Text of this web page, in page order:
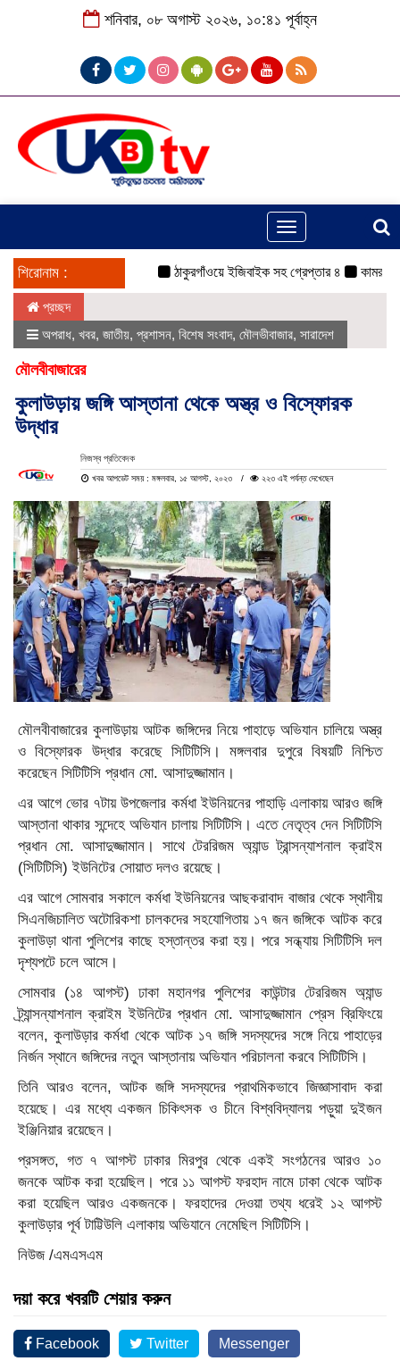
শনিবার, ০৮ অগাস্ট ২০২৬, ১০:৪১ পূর্বাহ্ন
Toggle
navigation
শিরোনাম : ঠাকুরগাঁওয়ে ইজিবাইক সহ গ্রেপ্তার ৪ কামরুল-জসিম
প্রচ্ছদ
অপরাধ, খবর, জাতীয়, প্রশাসন, বিশেষ সংবাদ, মৌলভীবাজার, সারাদেশ
মৌলবীবাজারের
কুলাউড়ায় জঙ্গি আস্তানা থেকে অস্ত্র ও বিস্ফোরক
উদ্ধার
নিজস্ব প্রতিবেদক
খবর আপডেট সময় : মঙ্গলবার, ১৫ আগস্ট, ২০২৩ ২২৩ এই পর্যন্ত দেখেছেন
মৌলবীবাজারের কুলাউড়ায় আটক জঙ্গিদের নিয়ে পাহাড়ে অভিযান চালিয়ে অস্ত্র
ও বিস্ফোরক উদ্ধার করেছে সিটিটিসি। মঙ্গলবার দুপুরে বিষয়টি নিশ্চিত
করেছেন সিটিটিসি প্রধান মো. আসাদুজ্জামান।
এর আগে ভোর ৭টায় উপজেলার কর্মধা ইউনিয়নের পাহাড়ি এলাকায় আরও জ‌ঙ্গি
আস্তানা থাকার সন্দেহে অভিযান চালায় সিটিটিসি। এতে নেতৃত্ব দেন সিটিটিসি
প্রধান মো. আসাদুজ্জামান। সাথে টেররিজম অ্যান্ড ট্রান্সন্যাশনাল ক্রাইম
(সিটিটিসি) ইউনিটের সোয়াত দলও রয়েছে।
এর আগে সোমবার সকালে কর্মধা ইউনিয়নের আছকরাবাদ বাজার থেকে স্থানীয়
সিএনজিচালিত অটোরিকশা চালকদের সহযোগিতায় ১৭ জন জঙ্গিকে আটক করে
কুলাউড়া থানা পুলিশের কাছে হস্তান্তর করা হয়। পরে সন্ধ্যায় সিটিটিসি দল
দৃশ্যপটে চলে আসে।
সোমবার (১৪ আগস্ট) ঢাকা মহানগর পুলিশের কাউন্টার টেররিজম অ্যান্ড
ট্র্যান্সন্যাশনাল ক্রাইম ইউনিটের প্রধান মো. আসাদুজ্জামান প্রেস ব্রিফিংয়ে
বলেন, কুলাউড়ার কর্মধা থেকে আটক ১৭ জঙ্গি সদস্যদের সঙ্গে নিয়ে পাহাড়ের
নির্জন স্থানে জঙ্গিদের নতুন আস্তানায় অভিযান পরিচালনা করবে সিটিটিসি।
তিনি আরও বলেন, আটক জঙ্গি সদস্যদের প্রাথমিকভাবে জিজ্ঞাসাবাদ করা
হয়েছে। এর মধ্যে একজন চিকিৎসক ও চীনে বিশ্ববিদ্যালয় পড়ুয়া দুইজন
ইঞ্জিনিয়ার রয়েছেন।
প্রসঙ্গত, গত ৭ আগস্ট ঢাকার মিরপুর থেকে একই সংগঠনের আরও ১০
জনকে আটক করা হয়েছিল। পরে ১১ আগস্ট ফরহাদ নামে ঢাকা থেকে আটক
করা হয়েছিল আরও একজনকে। ফরহাদের দেওয়া তথ্য ধরেই ১২ আগস্ট
কুলাউড়ার পূর্ব টাট্টিউলি এলাকায় অভিযানে নেমেছিল সিটিটিসি।
নিউজ /এমএসএম
দয়া করে খবরটি শেয়ার করুন
Facebook Twitter Messenger